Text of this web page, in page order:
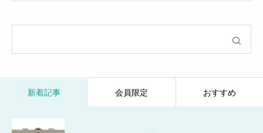
新着記事 会員限定 おすすめ